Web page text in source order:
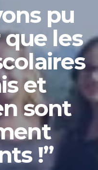
pu
les
et
sont
!”